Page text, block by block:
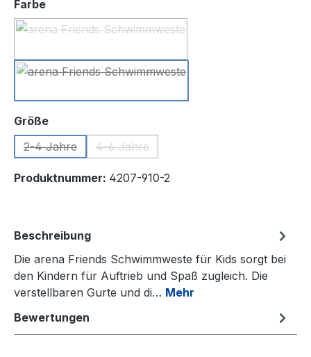
Farbeauswählen
Größeauswählen
2-4 Jahre
(Diese Option ist zurzeit nicht verfügbar.)
4-6 Jahre
(Diese Option ist zurzeit nicht verfügbar.)
Produktnummer: 4207-910-2
Beschreibung
Die arena Friends Schwimmweste für Kids sorgt bei
den Kindern für Auftrieb und Spaß zugleich. Die
verstellbaren Gurte und di… Mehr
Bewertungen